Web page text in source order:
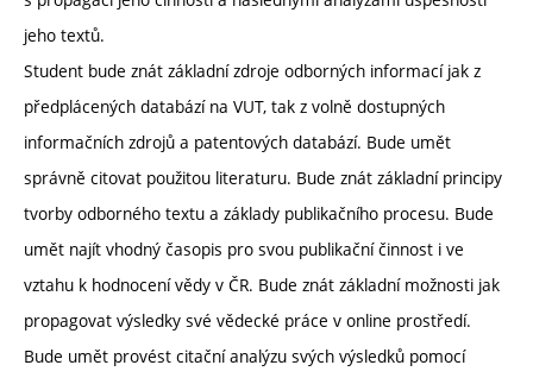
jeho textů.
Student bude znát základní zdroje odborných informací jak z
předplácených databází na VUT, tak z volně dostupných
informačních zdrojů a patentových databází. Bude umět
správně citovat použitou literaturu. Bude znát základní principy
tvorby odborného textu a základy publikačního procesu. Bude
umět najít vhodný časopis pro svou publikační činnost i ve
vztahu k hodnocení vědy v ČR. Bude znát základní možnosti jak
propagovat výsledky své vědecké práce v online prostředí.
Bude umět provést citační analýzu svých výsledků pomocí